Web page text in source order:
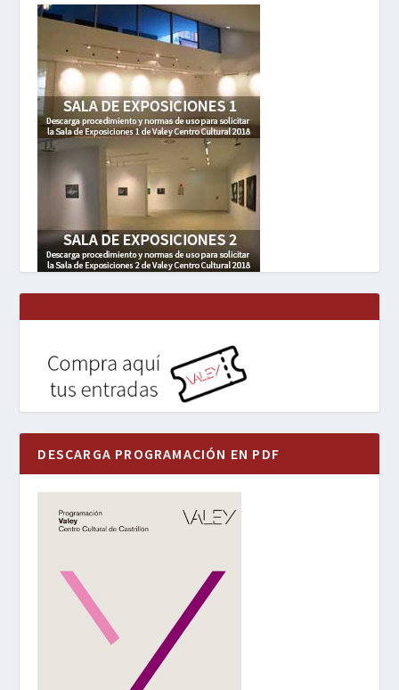
DESCARGA PROGRAMACIÓN EN PDF